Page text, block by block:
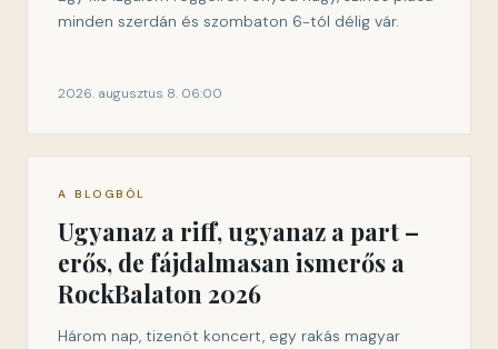
minden szerdán és szombaton 6-tól délig vár.
2026. augusztus 8. 06:00
A BLOGBÓL
Ugyanaz a riff, ugyanaz a part –
erős, de fájdalmasan ismerős a
RockBalaton 2026
Három nap, tizenöt koncert, egy rakás magyar